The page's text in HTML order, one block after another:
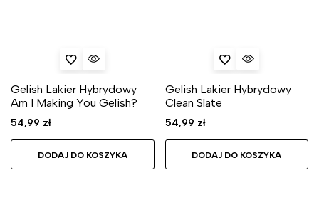
Gelish Lakier Hybrydowy
Am I Making You Gelish?
54,99 zł
DODAJ DO KOSZYKA
Gelish Lakier Hybrydowy
Clean Slate
54,99 zł
DODAJ DO KOSZYKA